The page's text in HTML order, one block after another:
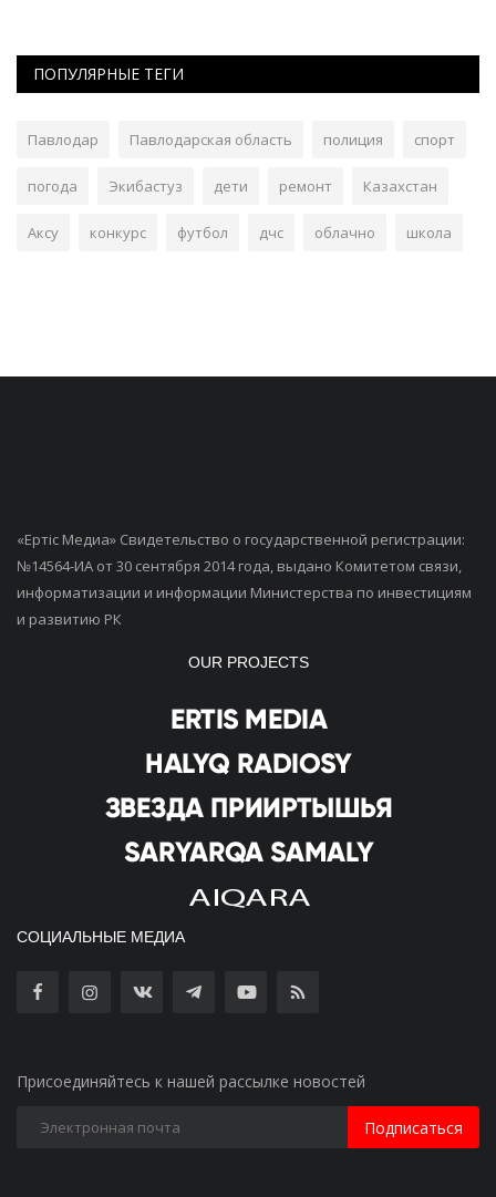
ПОПУЛЯРНЫЕ ТЕГИ
Павлодар Павлодарская область полиция спорт
погода Экибастуз дети ремонт Казахстан
Аксу конкурс футбол дчс облачно школа
«Ертiс Медиа» Свидетельство о государственной регистрации:
№14564-ИА от 30 сентября 2014 года, выдано Комитетом связи,
информатизации и информации Министерства по инвестициям
и развитию РК
OUR PROJECTS
СОЦИАЛЬНЫЕ МЕДИА
Присоединяйтесь к нашей рассылке новостей
Подписаться